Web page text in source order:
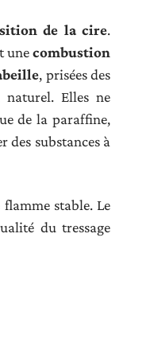
de la cire.
unecombustion
, prisées des
Elles ne
de la paraffine,
des substances à
stable. Le
du tressage